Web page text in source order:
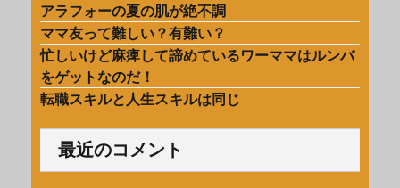
アラフォーの夏の肌が絶不調
ママ友って難しい？有難い？
忙しいけど麻痺して諦めているワーママはルンバ
をゲットなのだ！
転職スキルと人生スキルは同じ
最近のコメント